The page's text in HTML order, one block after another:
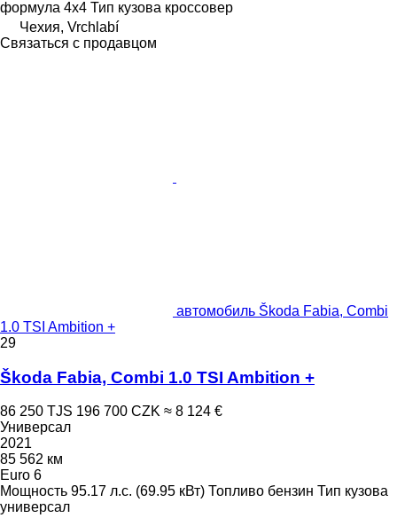
формула 4x4 Тип кузова кроссовер
Чехия, Vrchlabí
Связаться с продавцом
автомобиль Škoda Fabia, Combi
1.0 TSI Ambition +
29
Škoda Fabia, Combi 1.0 TSI Ambition +
86 250 TJS 196 700 CZK ≈ 8 124 €
Универсал
2021
85 562 км
Euro 6
Мощность 95.17 л.с. (69.95 кВт) Топливо бензин Тип кузова
универсал